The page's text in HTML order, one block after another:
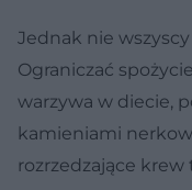
Jednak nie
Ograniczać
warzywa w diecie,
kamieniami
rozrzedzające krew